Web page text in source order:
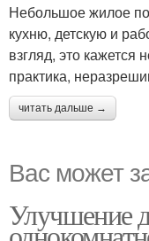
Небольшое жилое
кухню, детскую и
взгляд, это кажется
практика,
читать дальше →
Вас может
Улучшение